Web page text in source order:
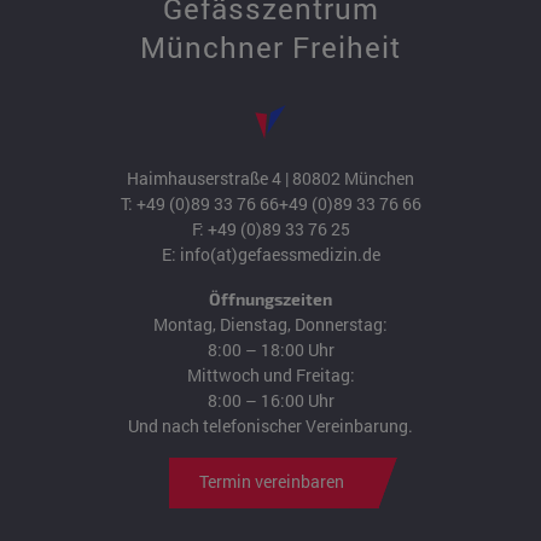
Gefässzentrum
Münchner Freiheit
Haimhauserstraße 4 | 80802 München
T: +49 (0)89 33 76 66+49 (0)89 33 76 66
F: +49 (0)89 33 76 25
E: info(at)gefaessmedizin.de
Öffnungszeiten
Montag, Dienstag, Donnerstag:
8:00 – 18:00 Uhr
Mittwoch und Freitag:
8:00 – 16:00 Uhr
Und nach telefonischer Vereinbarung.
Termin vereinbaren